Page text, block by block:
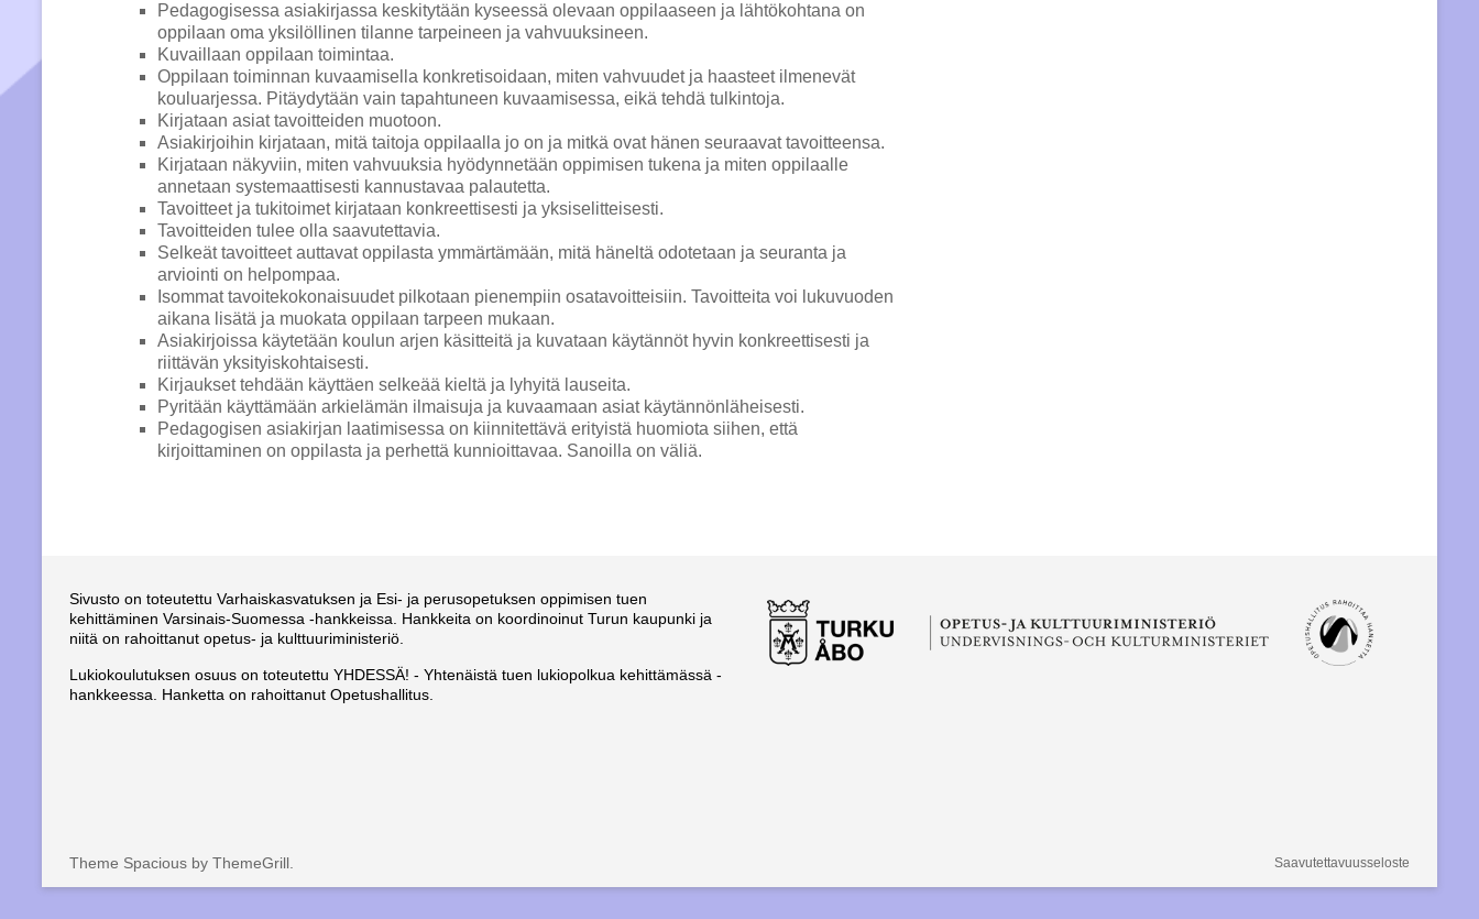
Pedagogisessa asiakirjassa keskitytään kyseessä olevaan oppilaaseen ja lähtökohtana on
oppilaan oma yksilöllinen tilanne tarpeineen ja vahvuuksineen.
Kuvaillaan oppilaan toimintaa.
Oppilaan toiminnan kuvaamisella konkretisoidaan, miten vahvuudet ja haasteet ilmenevät
kouluarjessa. Pitäydytään vain tapahtuneen kuvaamisessa, eikä tehdä tulkintoja.
Kirjataan asiat tavoitteiden muotoon.
Asiakirjoihin kirjataan, mitä taitoja oppilaalla jo on ja mitkä ovat hänen seuraavat tavoitteensa.
Kirjataan näkyviin, miten vahvuuksia hyödynnetään oppimisen tukena ja miten oppilaalle
annetaan systemaattisesti kannustavaa palautetta.
Tavoitteet ja tukitoimet kirjataan konkreettisesti ja yksiselitteisesti.
Tavoitteiden tulee olla saavutettavia.
Selkeät tavoitteet auttavat oppilasta ymmärtämään, mitä häneltä odotetaan ja seuranta ja
arviointi on helpompaa.
Isommat tavoitekokonaisuudet pilkotaan pienempiin osatavoitteisiin. Tavoitteita voi lukuvuoden
aikana lisätä ja muokata oppilaan tarpeen mukaan.
Asiakirjoissa käytetään koulun arjen käsitteitä ja kuvataan käytännöt hyvin konkreettisesti ja
riittävän yksityiskohtaisesti.
Kirjaukset tehdään käyttäen selkeää kieltä ja lyhyitä lauseita.
Pyritään käyttämään arkielämän ilmaisuja ja kuvaamaan asiat käytännönläheisesti.
Pedagogisen asiakirjan laatimisessa on kiinnitettävä erityistä huomiota siihen, että
kirjoittaminen on oppilasta ja perhettä kunnioittavaa. Sanoilla on väliä.
Sivusto on toteutettu Varhaiskasvatuksen ja Esi- ja perusopetuksen oppimisen tuen
kehittäminen Varsinais-Suomessa -hankkeissa. Hankkeita on koordinoinut Turun kaupunki ja
niitä on rahoittanut opetus- ja kulttuuriministeriö.
Lukiokoulutuksen osuus on toteutettu YHDESSÄ! - Yhtenäistä tuen lukiopolkua kehittämässä -
hankkeessa. Hanketta on rahoittanut Opetushallitus.
Theme Spacious by ThemeGrill. Saavutettavuusseloste